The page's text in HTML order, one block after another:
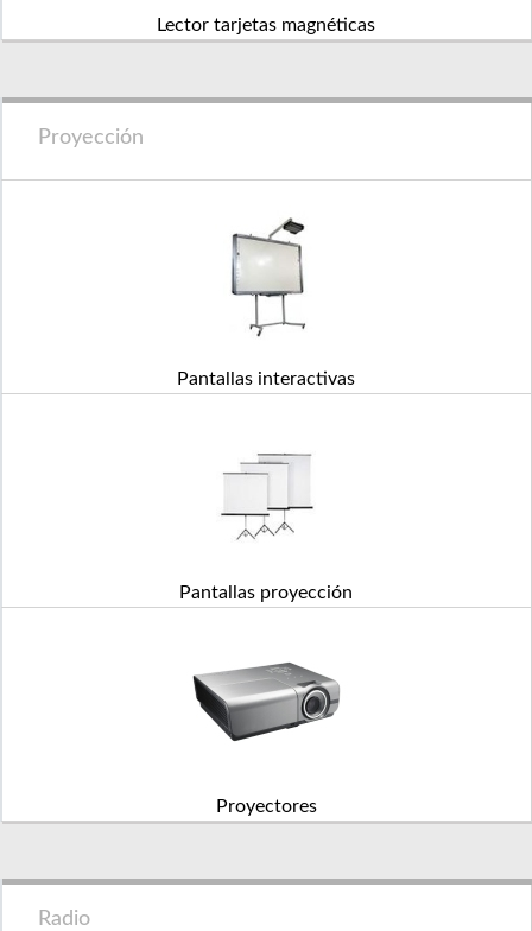
Lector tarjetas magnéticas
Proyección
Pantallas interactivas
Pantallas proyección
Proyectores
Radio